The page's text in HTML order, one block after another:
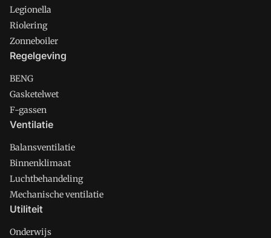
Legionella
Riolering
Zonneboiler
Regelgeving
BENG
Gasketelwet
F-gassen
Ventilatie
Balansventilatie
Binnenklimaat
Luchtbehandeling
Mechanische ventilatie
Utiliteit
Onderwijs